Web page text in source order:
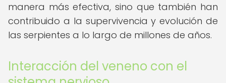
manera más efectiva, sino que también han
contribuido a la supervivencia y evolución de
las serpientes a lo largo de millones de años.
Interacción del veneno con el